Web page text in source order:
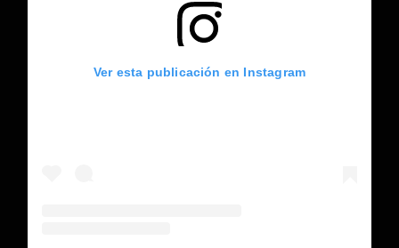
Ver esta publicación en Instagram